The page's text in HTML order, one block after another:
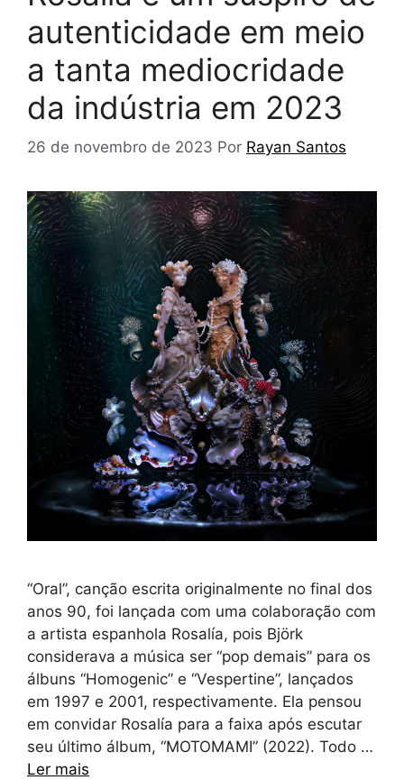
autenticidade em meio
a tanta mediocridade
da indústria em 2023
26 de novembro de 2023 Por Rayan Santos
“Oral”, canção escrita originalmente no final dos
anos 90, foi lançada com uma colaboração com
a artista espanhola Rosalía, pois Björk
considerava a música ser “pop demais” para os
álbuns “Homogenic” e “Vespertine”, lançados
em 1997 e 2001, respectivamente. Ela pensou
em convidar Rosalía para a faixa após escutar
seu último álbum, “MOTOMAMI” (2022). Todo …
Ler mais